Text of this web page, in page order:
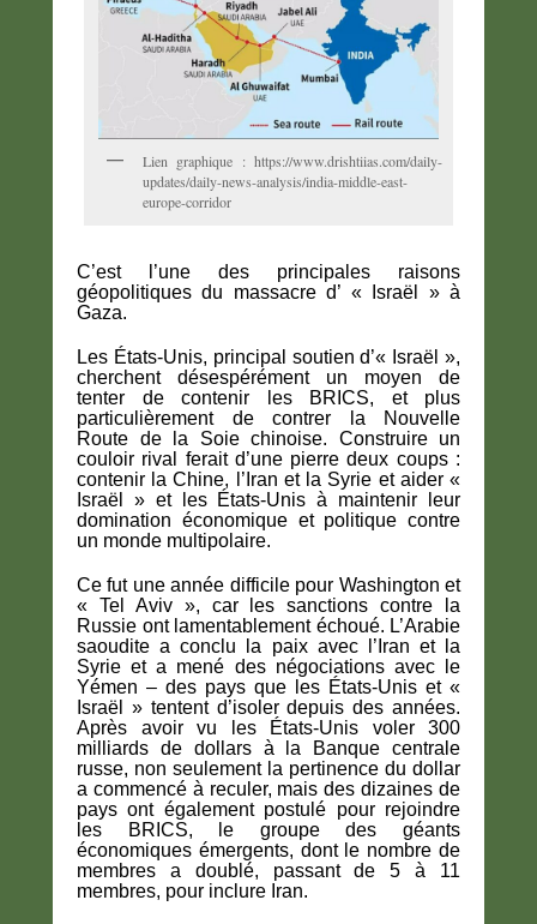
Lien graphique : https://www.drishtiias.com/daily-
updates/daily-news-analysis/india-middle-east-
europe-corridor
C’est l’une des principales raisons
géopolitiques du massacre d’ « Israël » à
Gaza.
Les États-Unis, principal soutien d’« Israël »,
cherchent désespérément un moyen de
tenter de contenir les BRICS, et plus
particulièrement de contrer la Nouvelle
Route de la Soie chinoise. Construire un
couloir rival ferait d’une pierre deux coups :
contenir la Chine, l’Iran et la Syrie et aider «
Israël » et les États-Unis à maintenir leur
domination économique et politique contre
un monde multipolaire.
Ce fut une année difficile pour Washington et
« Tel Aviv », car les sanctions contre la
Russie ont lamentablement échoué. L’Arabie
saoudite a conclu la paix avec l’Iran et la
Syrie et a mené des négociations avec le
Yémen – des pays que les États-Unis et «
Israël » tentent d’isoler depuis des années.
Après avoir vu les États-Unis voler 300
milliards de dollars à la Banque centrale
russe, non seulement la pertinence du dollar
a commencé à reculer, mais des dizaines de
pays ont également postulé pour rejoindre
les BRICS, le groupe des géants
économiques émergents, dont le nombre de
membres a doublé, passant de 5 à 11
membres, pour inclure Iran.